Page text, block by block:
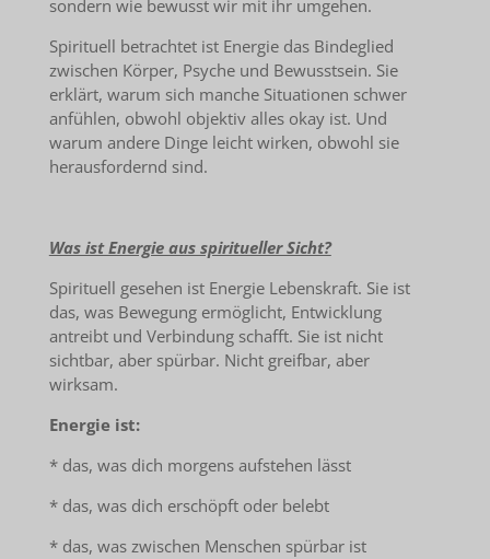
sondern wie bewusst wir mit ihr umgehen.
Spirituell betrachtet ist Energie das Bindeglied
zwischen Körper, Psyche und Bewusstsein. Sie
erklärt, warum sich manche Situationen schwer
anfühlen, obwohl objektiv alles okay ist. Und
warum andere Dinge leicht wirken, obwohl sie
herausfordernd sind.
Was ist Energie aus spiritueller Sicht?
Spirituell gesehen ist Energie Lebenskraft. Sie ist
das, was Bewegung ermöglicht, Entwicklung
antreibt und Verbindung schafft. Sie ist nicht
sichtbar, aber spürbar. Nicht greifbar, aber
wirksam.
Energie ist:
* das, was dich morgens aufstehen lässt
* das, was dich erschöpft oder belebt
* das, was zwischen Menschen spürbar ist